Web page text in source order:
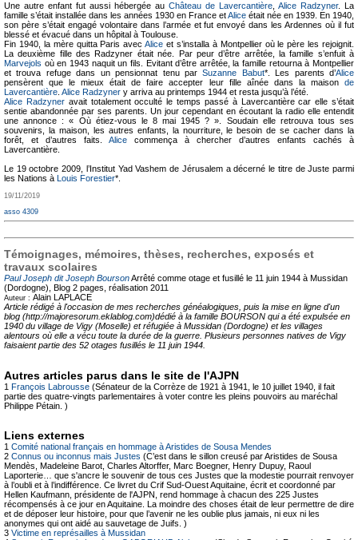
Une autre enfant fut aussi hébergée au Château de Lavercantière Alice Radzyner. La
famille s’était installée dans les années 1930 en France etAlice était née en 1939. En 1940,
son père s’était engagé volontaire dans l’armée et fut envoyé dans les Ardennes où il fut
blessé et évacué dans un hôpital à Toulouse.
Fin 1940, la mère quitta Paris avecAlice et s’installa à Montpellier où le père les rejoignit.
La deuxième fille des Radzyner était née. Par peur d’être arrêtée, la famille s’enfuit à
Marvejols où en 1943 naquit un fils. Evitant d’être arrêtée, la famille retourna à Montpellier
et trouva refuge dans un pensionnat tenu parSuzanne Babut*. Les parents d’Alice
pensèrent que le mieux était de faire accepter leur fille aînée dans la maison de
Lavercantière Alice Radzyner y arriva au printemps 1944 et resta jusqu’à l’été.
Alice Radzyneravait totalement occulté le temps passé à Lavercantière car elle s’était
sentie abandonnée par ses parents. Un jour cependant en écoutant la radio elle entendit
une annonce : « Où étiez-vous le 8 mai 1945 ? ». Soudain elle retrouva tous ses
souvenirs, la maison, les autres enfants, la nourriture, le besoin de se cacher dans la
forêt, et d’autres faits. Alice commença à chercher d’autres enfants cachés à
Lavercantière.
Le 19 octobre 2009, l’Institut Yad Vashem de Jérusalem a décerné le titre de Juste parmi
les Nations à Louis Forestier*.
19/11/2019
asso 4309
Témoignages, mémoires, thèses, recherches, exposés et
travaux scolaires
Paul Joseph dit Joseph BoursonArrêté comme otage et fusillé le 11 juin 1944 à Mussidan
(Dordogne), Blog 2 pages, réalisation 2011
Auteur : Alain LAPLACE
Article rédigé à l'occasion de mes recherches généalogiques, puis la mise en ligne d'un
blog (http://majoresorum.eklablog.com)dédié à la famille BOURSON qui a été expulsée en
1940 du village de Vigy (Moselle) et réfugiée à Mussidan (Dordogne) et les villages
alentours où elle a vécu toute la durée de la guerre. Plusieurs personnes natives de Vigy
faisaient partie des 52 otages fusillés le 11 juin 1944.
Autres articles parus dans le site de l'AJPN
1 François Labrousse (Sénateur de la Corrèze de 1921 à 1941, le 10 juillet 1940, il fait
partie des quatre-vingts parlementaires à voter contre les pleins pouvoirs au maréchal
Philippe Pétain. )
Liens externes
1 Comité national français en hommage à Aristides de Sousa Mendes
2 Connus ou inconnus mais Justes (C’est dans le sillon creusé par Aristides de Sousa
Mendès, Madeleine Barot, Charles Altorffer, Marc Boegner, Henry Dupuy, Raoul
Laporterie… que s'ancre le souvenir de tous ces Justes que la modestie pourrait renvoyer
à l’oubli et à l’indifférence. Ce livret du Crif Sud-Ouest Aquitaine, écrit et coordonné par
Hellen Kaufmann, présidente de l'AJPN, rend hommage à chacun des 225 Justes
récompensés à ce jour en Aquitaine. La moindre des choses était de leur permettre de dire
et de déposer leur histoire, pour que l’avenir ne les oublie plus jamais, ni eux ni les
anonymes qui ont aidé au sauvetage de Juifs. )
3 Victime en représailles à Mussidan